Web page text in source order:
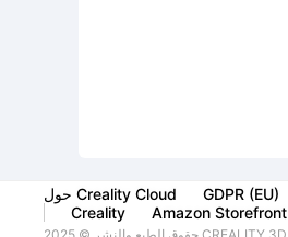
حول Creality Cloud GDPR (EU)
Creality
Amazon Storefront